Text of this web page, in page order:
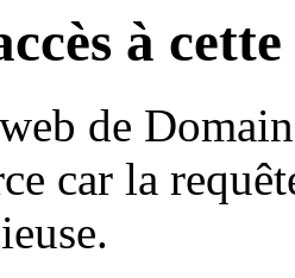
à
de
car la